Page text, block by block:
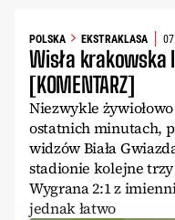
POLSKA EKSTRAKLASA
Wisła krakowska
[KOMENTARZ]
Niezwykle
ostatnich minutach,
widzów Biała
stadionie kolejne
Wygrana 2:1 z
jednak łatwo